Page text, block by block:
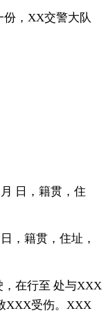
份，XX交警大队
日，籍贯，住
，籍贯，住址，
，在行至 处与XXX
XXX受伤。XXX